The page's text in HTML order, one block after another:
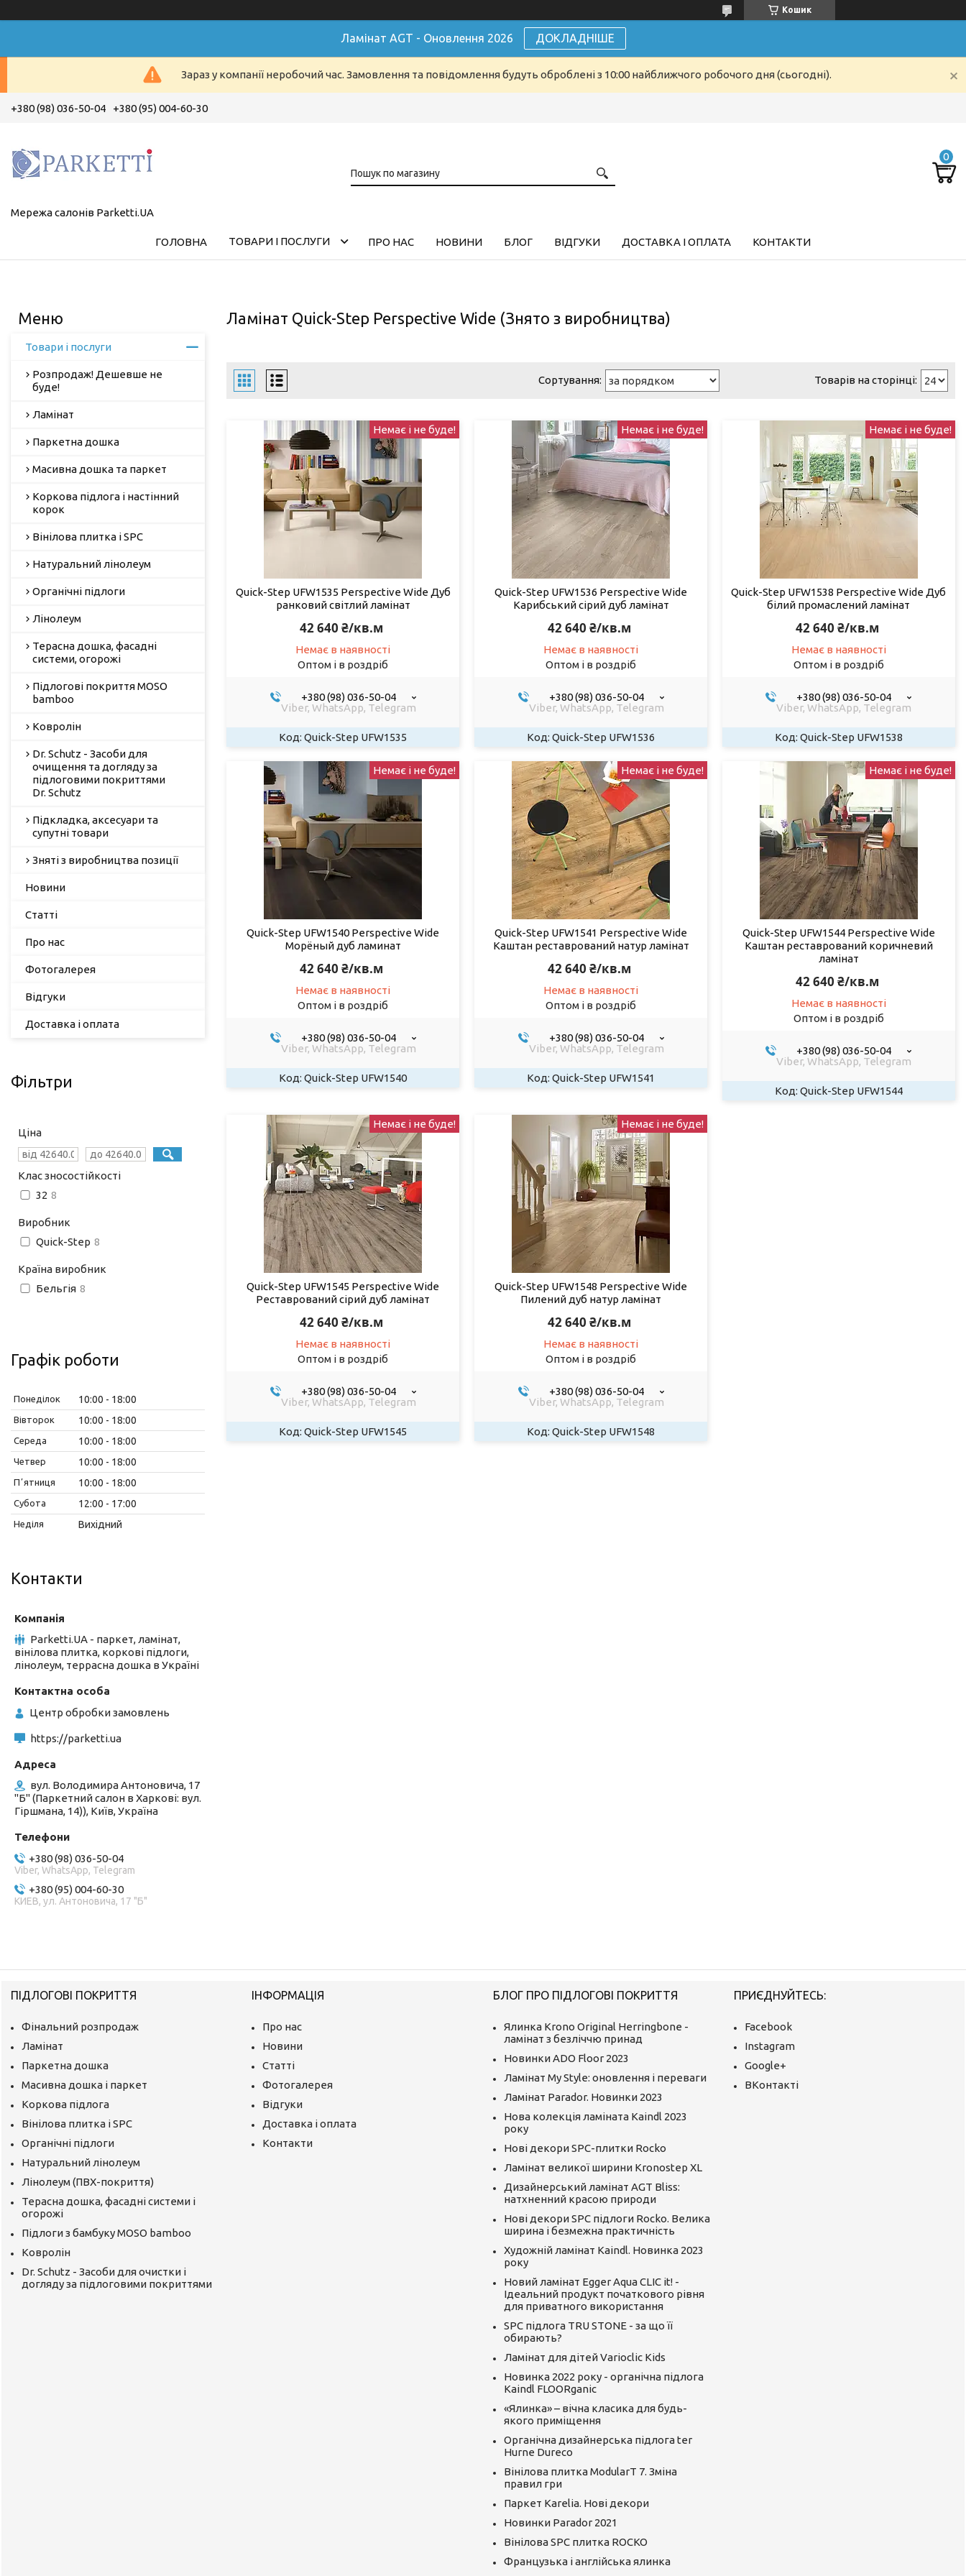
Кошик
Ламінат AGT - Оновлення 2026 ДОКЛАДНІШЕ
Зараз у компанії неробочий час. Замовлення та повідомлення будуть оброблені з 10:00 найближчого робочого дня (сьогодні).
+380 (98) 036-50-04 +380 (95) 004-60-30
Мережа салонів Parketti.UA
ГОЛОВНА ТОВАРИ І ПОСЛУГИ ПРО НАС НОВИНИ БЛОГ ВІДГУКИ ДОСТАВКА І ОПЛАТА КОНТАКТИ
Ламінат Quick-Step Perspective Wide (Знято з виробництва)
Немає і не буде!
Quick-Step UFW1535 Perspective Wide Дуб
ранковий світлий ламінат
42 640 ₴/кв.м
Немає в наявності
Оптом і в роздріб
+380 (98) 036-50-04
Viber, WhatsApp, Telegram
Quick-Step UFW1535
Немає і не буде!
Quick-Step UFW1536 Perspective Wide
Карибський сірий дуб ламінат
42 640 ₴/кв.м
Немає в наявності
Оптом і в роздріб
+380 (98) 036-50-04
Viber, WhatsApp, Telegram
Quick-Step UFW1536
Немає і не буде!
Quick-Step UFW1538 Perspective Wide Дуб
білий промаслений ламінат
42 640 ₴/кв.м
Немає в наявності
Оптом і в роздріб
+380 (98) 036-50-04
Viber, WhatsApp, Telegram
Quick-Step UFW1538
Немає і не буде!
Quick-Step UFW1540 Perspective Wide
Морёный дуб ламинат
42 640 ₴/кв.м
Немає в наявності
Оптом і в роздріб
+380 (98) 036-50-04
Viber, WhatsApp, Telegram
Quick-Step UFW1540
Немає і не буде!
Quick-Step UFW1541 Perspective Wide
Каштан реставрований натур ламінат
42 640 ₴/кв.м
Немає в наявності
Оптом і в роздріб
+380 (98) 036-50-04
Viber, WhatsApp, Telegram
Quick-Step UFW1541
Немає і не буде!
Quick-Step UFW1544 Perspective Wide
Каштан реставрований коричневий
ламінат
42 640 ₴/кв.м
Немає в наявності
Оптом і в роздріб
+380 (98) 036-50-04
Viber, WhatsApp, Telegram
Quick-Step UFW1544
Немає і не буде!
Quick-Step UFW1545 Perspective Wide
Реставрований сірий дуб ламінат
42 640 ₴/кв.м
Немає в наявності
Оптом і в роздріб
+380 (98) 036-50-04
Viber, WhatsApp, Telegram
Quick-Step UFW1545
Немає і не буде!
Quick-Step UFW1548 Perspective Wide
Пилений дуб натур ламінат
42 640 ₴/кв.м
Немає в наявності
Оптом і в роздріб
+380 (98) 036-50-04
Viber, WhatsApp, Telegram
Quick-Step UFW1548
Товари і послуги
Розпродаж! Дешевше не
буде!
Ламінат
Паркетна дошка
Масивна дошка та паркет
Коркова підлога і настінний
корок
Вінілова плитка і SPC
Натуральний лінолеум
Органічні підлоги
Лінолеум
Терасна дошка, фасадні
системи, огорожі
Підлогові покриття MOSO
bamboo
Ковролін
Dr. Schutz - Засоби для
очищення та догляду за
підлоговими покриттями
Dr. Schutz
Підкладка, аксесуари та
супутні товари
Зняті з виробництва позиції
Новини
Статті
Про нас
Фотогалерея
Відгуки
Доставка і оплата
Фільтри
Ціна
Клас зносостійкості
32 8
Виробник
Quick-Step 8
Країна виробник
Бельгія 8
Графік роботи
Понеділок 10:00 18:00
Вівторок 10:00 18:00
Середа 10:00 18:00
Четвер 10:00 18:00
Пʼятниця 10:00 18:00
Субота 12:00 17:00
Неділя Вихідний
Контакти
Parketti.UA - паркет, ламінат,
вінілова плитка, коркові підлоги,
лінолеум, террасна дошка в Україні
Центр обробки замовлень
https://parketti.ua
вул. Володимира Антоновича, 17
"Б" (Паркетний салон в Харкові: вул.
Гіршмана, 14)), Київ, Україна
+380 (98) 036-50-04
Viber, WhatsApp, Telegram
+380 (95) 004-60-30
КИЕВ, ул. Антоновича, 17 "Б"
ПІДЛОГОВІ ПОКРИТТЯ
Фінальний розпродаж
Ламінат
Паркетна дошка
Масивна дошка і паркет
Коркова підлога
Вінілова плитка і SPC
Органічні підлоги
Натуральний лінолеум
Лінолеум (ПВХ-покриття)
Терасна дошка, фасадні системи і
огорожі
Підлоги з бамбуку MOSO bamboo
Ковролін
Dr. Schutz - Засоби для очистки і
догляду за підлоговими покриттями
ІНФОРМАЦІЯ
Про нас
Новини
Статті
Фотогалерея
Відгуки
Доставка і оплата
Контакти
БЛОГ ПРО ПІДЛОГОВІ ПОКРИТТЯ
Ялинка Krono Original Herringbone -
ламінат з безліччю принад
Новинки ADO Floor 2023
Ламінат My Style: оновлення і переваги
Ламінат Parador. Новинки 2023
Нова колекція ламіната Kaindl 2023
року
Нові декори SPC-плитки Rocko
Ламінат великої ширини Kronostep XL
Дизайнерський ламінат AGT Bliss:
натхненний красою природи
Нові декори SPC підлоги Rocko. Велика
ширина і безмежна практичність
Художній ламінат Kaindl. Новинка 2023
року
Новий ламінат Egger Aqua CLIC it! -
Ідеальний продукт початкового рівня
для приватного використання
SPC підлога TRU STONE - за що її
обирають?
Ламінат для дітей Varioclic Kids
Новинка 2022 року - органічна підлога
Kaindl FLOORganic
«Ялинка» – вічна класика для будь-
якого приміщення
Органічна дизайнерська підлога ter
Hurne Dureco
Вінілова плитка ModularT 7. Зміна
правил гри
Паркет Karelia. Нові декори
Новинки Parador 2021
Вінілова SPC плитка ROCKO
Французька і англійська ялинка
ПРИЄДНУЙТЕСЬ:
Facebook
Instagram
Google+
ВКонтакті